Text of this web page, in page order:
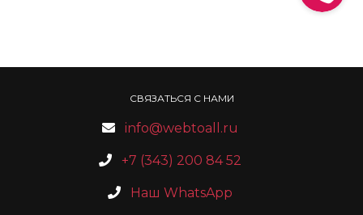
СВЯЗАТЬСЯ С НАМИ
info@webtoall.ru
+7 (343) 200 84 52
Наш WhatsApp